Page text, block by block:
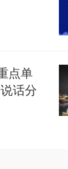
点单
话分